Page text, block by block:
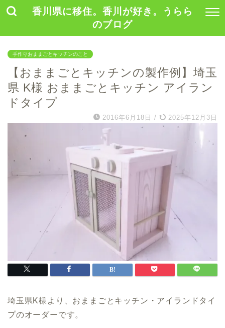
香川県に移住。香川が好き。うらら
のブログ
手作りおままごとキッチンのこと
【おままごとキッチンの製作例】埼玉
県 K様 おままごとキッチン アイラン
ドタイプ
2016年6月18日 / 2025年12月3日
埼玉県K様より、おままごとキッチン・アイランドタイ
プのオーダーです。